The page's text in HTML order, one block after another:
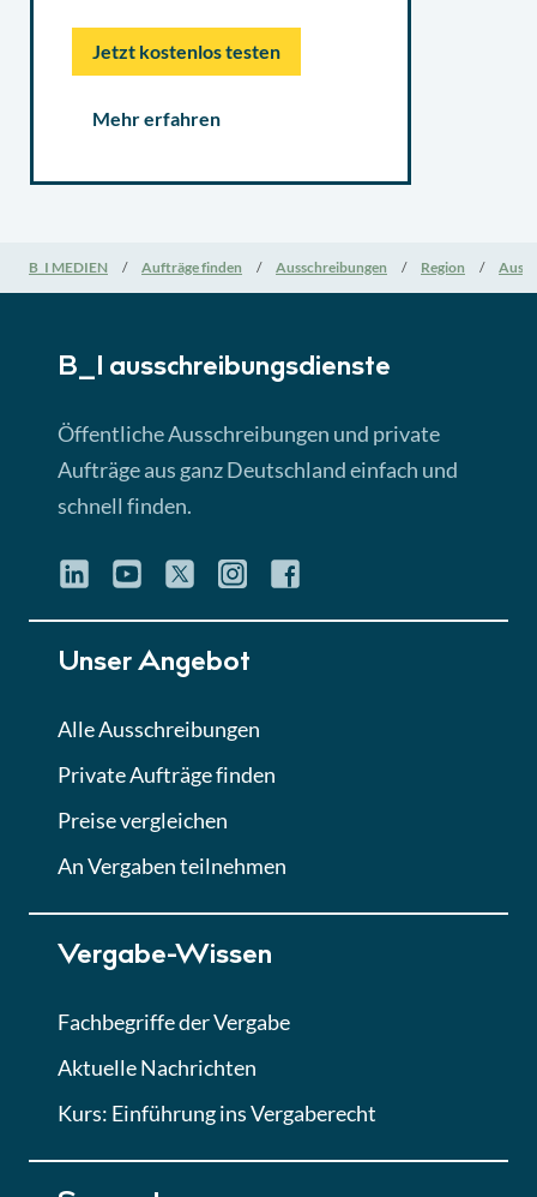
Jetzt kostenlos testen
Mehr erfahren
B_I MEDIEN Aufträge finden Ausschreibungen Region
B_I ausschreibungs­dienste
Öffentliche Ausschreibungen und private
Aufträge aus ganz Deutschland einfach und
schnell finden.
Unser Angebot
Alle Ausschreibungen
Private Aufträge finden
Preise vergleichen
An Vergaben teilnehmen
Vergabe-Wissen
Fachbegriffe der Vergabe
Aktuelle Nachrichten
Kurs: Einführung ins Vergaberecht